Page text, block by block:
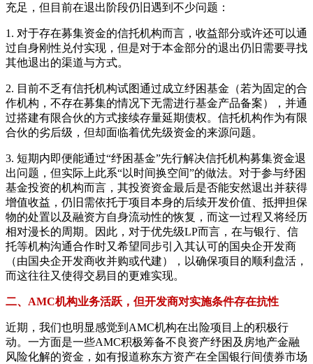
充足，但目前在退出阶段仍旧遇到不少问题：
1. 对于存在募集资金的信托机构而言，收益部分或许还可以通
过自身刚性兑付实现，但是对于本金部分的退出仍旧需要寻找
其他退出的渠道与方式。
2. 目前不乏有信托机构试图通过成立纾困基金（若为固定的合
作机构，不存在募集的情况下无需进行基金产品备案），并通
过搭建有限合伙的方式接续存量延期债权。信托机构作为有限
合伙的劣后级，但却面临着优先级资金的来源问题。
3. 短期内即便能通过“纾困基金”先行解决信托机构募集资金退
出问题，但实际上此系“以时间换空间”的做法。对于参与纾困
基金投资的机构而言，其投资资金最后是否能安然退出并获得
增值收益，仍旧需依托于项目本身的后续开发价值、抵押担保
物的处置以及融资方自身流动性的恢复，而这一过程又将经历
相对漫长的周期。因此，对于优先级LP而言，在与银行、信
托等机构沟通合作时又希望同步引入其认可的国央企开发商
（由国央企开发商收并购或代建），以确保项目的顺利盘活，
而这往往又使得交易目的更难实现。
二、AMC机构业务活跃，但开发商对实施条件存在抗性
近期，我们也明显感觉到AMC机构在出险项目上的积极行
动。一方面是一些AMC积极筹备不良资产纾困及房地产金融
风险化解的资金，如有报道称东方资产在全国银行间债券市场